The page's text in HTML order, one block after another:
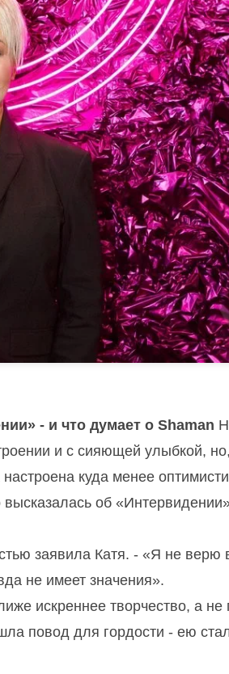
- и что думает о Shaman
и с сияющей улыбкой,
куда менее
об
заявила Катя. - «Я не верю
не имеет значения».
искреннее творчество, а не
повод для гордости - ею